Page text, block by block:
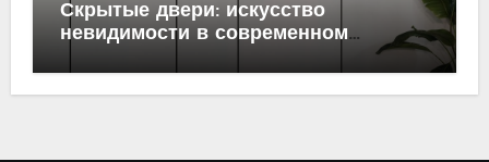
Скрытые двери: искусство
невидимости в современном